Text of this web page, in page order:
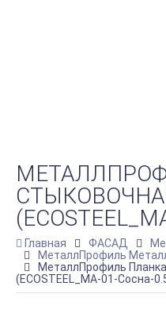
Главная ФАСАД
МеталлПрофиль
МеталлПрофиль
(ECOSTEEL_MA-01-Сосна-